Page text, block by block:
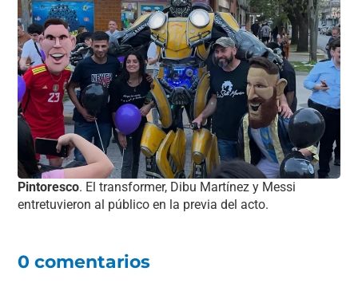
Pintoresco. El transformer, Dibu Martínez y Messi
entretuvieron al público en la previa del acto.
0 comentarios